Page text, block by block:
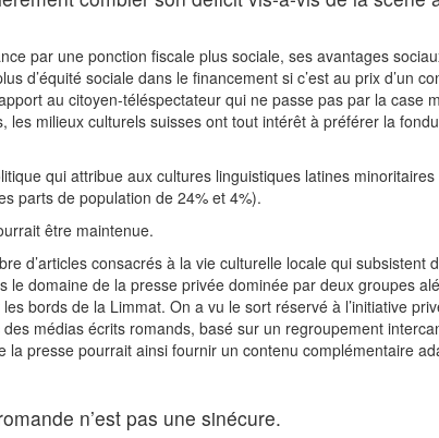
par une ponction fiscale plus sociale, ses avantages
sociale dans le financement si c’est au prix d’un
au citoyen-téléspectateur qui ne passe pas par la case
milieux culturels suisses ont tout intérêt à préférer la
qui attribue aux cultures linguistiques latines
parts de population de 24% et 4%).
être maintenue.
d’articles consacrés à la vie culturelle locale qui
domaine de la presse privée dominée par deux groupes
bords de la Limmat. On a vu le sort réservé à l’initiative
médias écrits romands, basé sur un regroupement
presse pourrait ainsi fournir un contenu complémentaire
n’est pas une sinécure.